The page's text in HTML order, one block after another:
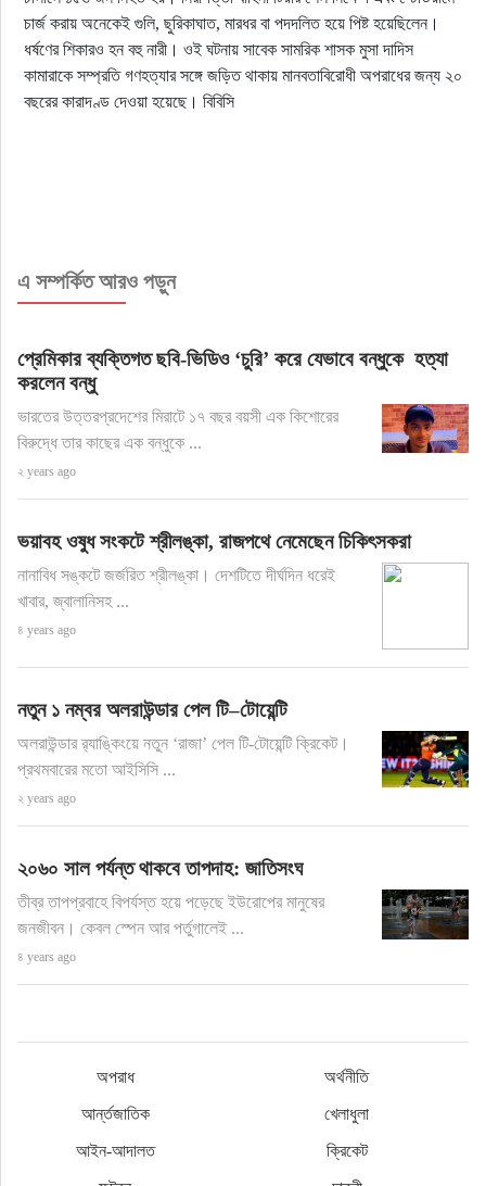
চার্জ করায় অনেকেই গুলি, ছুরিকাঘাত, মারধর বা পদদলিত হয়ে পিষ্ট হয়েছিলেন।
ধর্ষণের শিকারও হন বহু নারী। ওই ঘটনায় সাবেক সামরিক শাসক মুসা দাদিস
কামারাকে সম্প্রতি গণহত্যার সঙ্গে জড়িত থাকায় মানবতাবিরোধী অপরাধের জন্য ২০
বছরের কারাদণ্ড দেওয়া হয়েছে। বিবিসি
এ সম্পর্কিত আরও পড়ুন
প্রেমিকার ব্যক্তিগত ছবি-ভিডিও ‘চুরি’ করে যেভাবে বন্ধুকে হত্যা
করলেন বন্ধু
ভারতের উত্তরপ্রদেশের মিরাটে ১৭ বছর বয়সী এক কিশোরের
বিরুদ্ধে তার কাছের এক বন্ধুকে ...
২ years ago
ভয়াবহ ওষুধ সংকটে শ্রীলঙ্কা, রাজপথে নেমেছেন চিকিৎসকরা
নানাবিধ সঙ্কটে জর্জরিত শ্রীলঙ্কা। দেশটিতে দীর্ঘদিন ধরেই
খাবার, জ্বালানিসহ ...
৪ years ago
নতুন ১ নম্বর অলরাউন্ডার পেল টি–টোয়েন্টি
অলরাউন্ডার র‍্যাঙ্কিংয়ে নতুন ‘রাজা’ পেল টি-টোয়েন্টি ক্রিকেট।
প্রথমবারের মতো আইসিসি ...
২ years ago
২০৬০ সাল পর্যন্ত থাকবে তাপদাহ: জাতিসংঘ
তীব্র তাপপ্রবাহে বিপর্যস্ত হয়ে পড়েছে ইউরোপের মানুষের
জনজীবন। কেবল স্পেন আর পর্তুগালেই ...
৪ years ago
অপরাধ
অর্থনীতি
আর্ন্তজাতিক
খেলাধুলা
আইন-আদালত
ক্রিকেট